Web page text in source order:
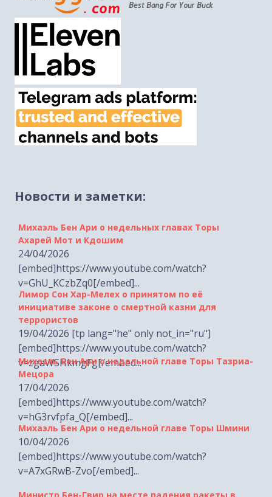
Новости и заметки:
24/04/2026
[embed]https://www.youtube.com/watch?
v=GhU_KCzbZq0[/embed]...
Лимор Сон Хар-Мелех о принятом по её
инициативе законе о смертной казни для
террористов
19/04/2026 [tp lang="he" only not_in="ru"]
[embed]https://www.youtube.com/watch?
v=zgaWSHkmgFg[/embed...
Михаэль Бен Ари о недельной главе Торы Тазриа-
Мецора
17/04/2026
[embed]https://www.youtube.com/watch?
v=hG3rvfpfa_Q[/embed]...
Михаэль Бен Ари о недельной главе Торы Шмини
10/04/2026
[embed]https://www.youtube.com/watch?
v=A7xGRwB-Zvo[/embed]...
Министр Бен-Гвир на месте падения ракеты в